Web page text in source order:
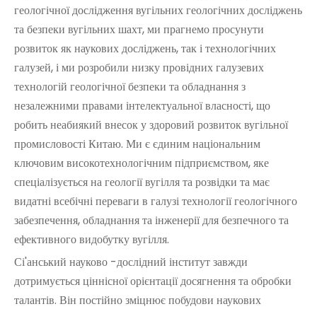
геологічної дослідження вугільних геологічних досліджень
та безпеки вугільних шахт, ми прагнемо просунути
розвиток як наукових досліджень, так і технологічних
галузей, і ми розробили низку провідних галузевих
технологій геологічної безпеки та обладнання з
незалежними правами інтелектуальної власності, що
робить неабиякий внесок у здоровий розвиток вугільної
промисловості Китаю. Ми є єдиним національним
ключовим високотехнологічним підприємством, яке
спеціалізується на геології вугілля та розвідки та має
видатні всебічні переваги в галузі технології геологічного
забезпечення, обладнання та інженерії для безпечного та
ефективного видобутку вугілля.
Сі'анський науково -дослідний інститут завжди
дотримується ціннісної орієнтації досягнення та обробки
талантів. Він постійно зміцнює побудови наукових